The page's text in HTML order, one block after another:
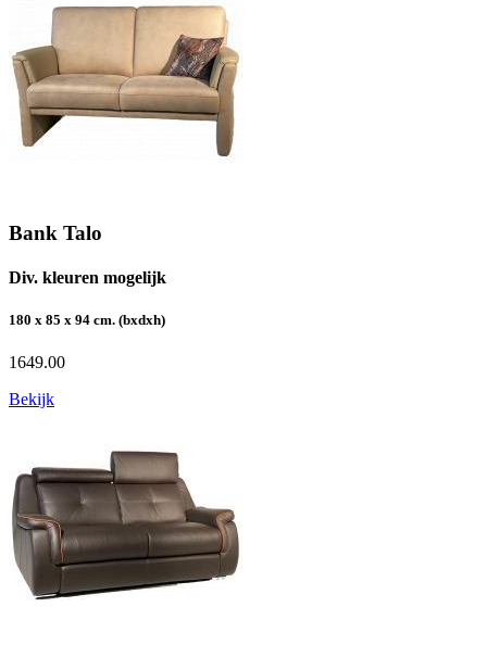
Bank Talo
Div. kleuren mogelijk
180 x 85 x 94 cm. (bxdxh)
1649.00
Bekijk